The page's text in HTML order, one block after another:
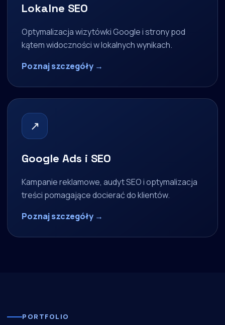
Lokalne SEO
Optymalizacja wizytówki Google i strony pod
kątem widoczności w lokalnych wynikach.
Poznaj szczegóły →
↗
Google Ads i SEO
Kampanie reklamowe, audyt SEO i optymalizacja
treści pomagające docierać do klientów.
Poznaj szczegóły →
PORTFOLIO